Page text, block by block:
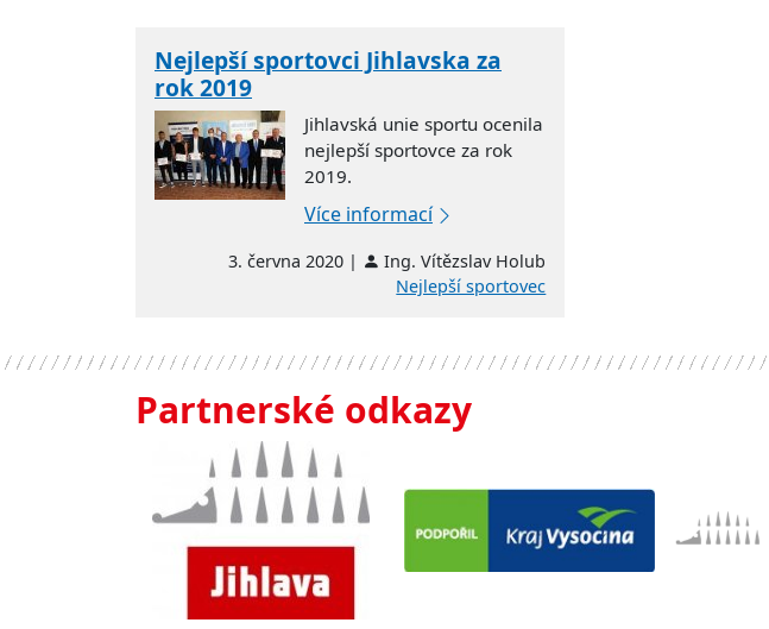
Nejlepší sportovci Jihlavska za
rok 2019
Jihlavská unie sportu ocenila
nejlepší sportovce za rok
2019.
Více informací
3. června 2020 |
Ing. Vítězslav Holub
Nejlepší sportovec
Partnerské odkazy